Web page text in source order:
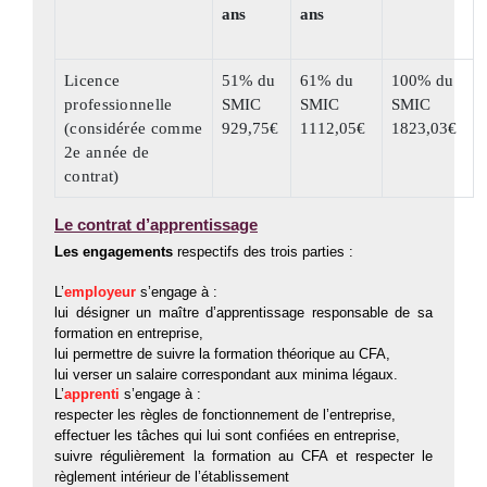
ans
ans
Licence
professionnelle
(considérée comme
2e année de
contrat)
51% du
SMIC
929,75€
61% du
SMIC
1112,05€
100% du
SMIC
1823,03€
Le contrat d’apprentissage
Les engagements respectifs des trois parties :
L’employeur s’engage à :
lui désigner un maître d’apprentissage responsable de sa
formation en entreprise,
lui permettre de suivre la formation théorique au CFA,
lui verser un salaire correspondant aux minima légaux.
L’apprenti s’engage à :
respecter les règles de fonctionnement de l’entreprise,
effectuer les tâches qui lui sont confiées en entreprise,
suivre régulièrement la formation au CFA et respecter le
règlement intérieur de l’établissement